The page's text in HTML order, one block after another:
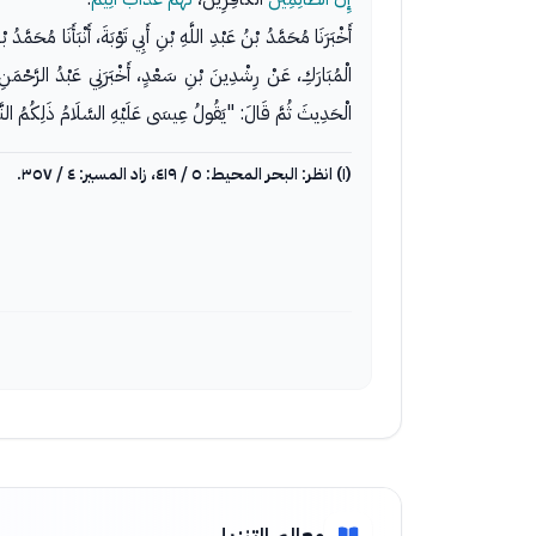
أَخْبَرَنَا مُحَمَّدُ بْنُ عَبْدِ اللَّهِ بْنِ أَبِي تَوْبَةَ، أَنْبَأَنَا
الْمُبَارَكِ، عَنْ رِشْدِينَ بْنِ سَعْدٍ، أَخْبَرَنِي عَبْدُ
الْحَدِيثَ ثُمَّ قَالَ: "يَقُولُ عِيسَى عَلَيْهِ السَّلَامُ ذَلِكُمُ
(١) انظر: البحر المحيط: ٥ / ٤١٩، زاد المسير: ٤ / ٣٥٧.